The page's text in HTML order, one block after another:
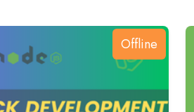
Offline